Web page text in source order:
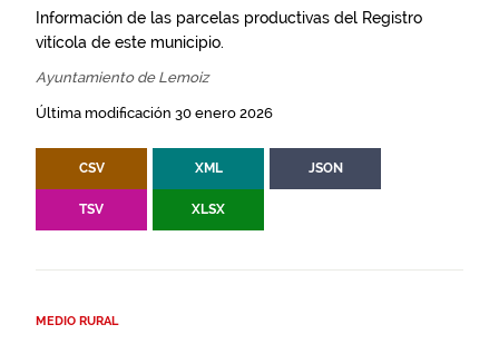
Información de las parcelas productivas del Registro
vitícola de este municipio.
Ayuntamiento de Lemoiz
Última modificación 30 enero 2026
CSV XML JSON
TSV XLSX
MEDIO RURAL